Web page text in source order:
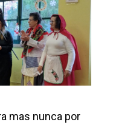
mas nunca por